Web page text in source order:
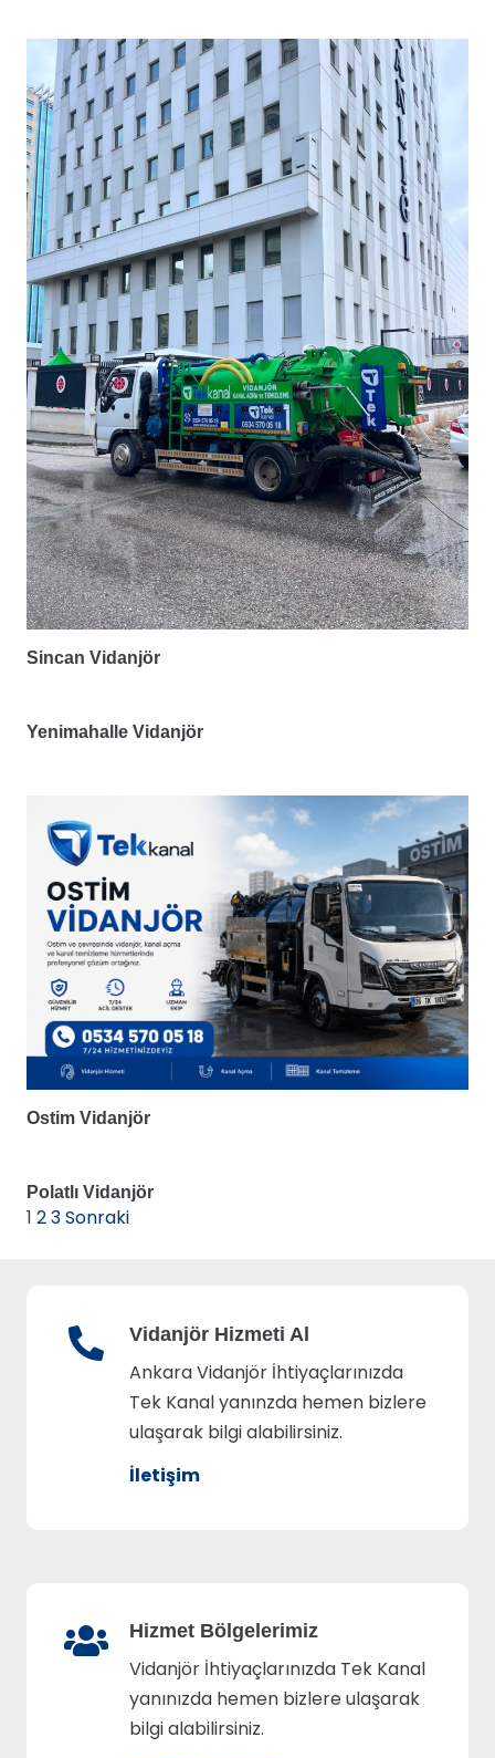
Sincan Vidanjör
Yenimahalle Vidanjör
Ostim Vidanjör
Polatlı Vidanjör
1 23Sonraki
Vidanjör Hizmeti Al
Ankara Vidanjör İhtiyaçlarınızda
Tek Kanal yanınzda hemen bizlere
ulaşarak bilgi alabilirsiniz.
İletişim
Hizmet Bölgelerimiz
Vidanjör İhtiyaçlarınızda Tek Kanal
yanınızda hemen bizlere ulaşarak
bilgi alabilirsiniz.